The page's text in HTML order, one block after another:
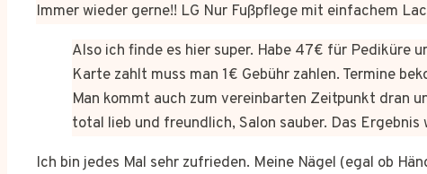
Immer wieder gerne!! LG Nur Fußpflege mit einfachem
Also ich finde es hier super. Habe 47€ für Pediküre
Karte zahlt muss man 1€ Gebühr zahlen. Termine
Man kommt auch zum vereinbarten Zeitpunkt dran
total lieb und freundlich, Salon sauber. Das Ergebnis
Ich bin jedes Mal sehr zufrieden. Meine Nägel (egal ob